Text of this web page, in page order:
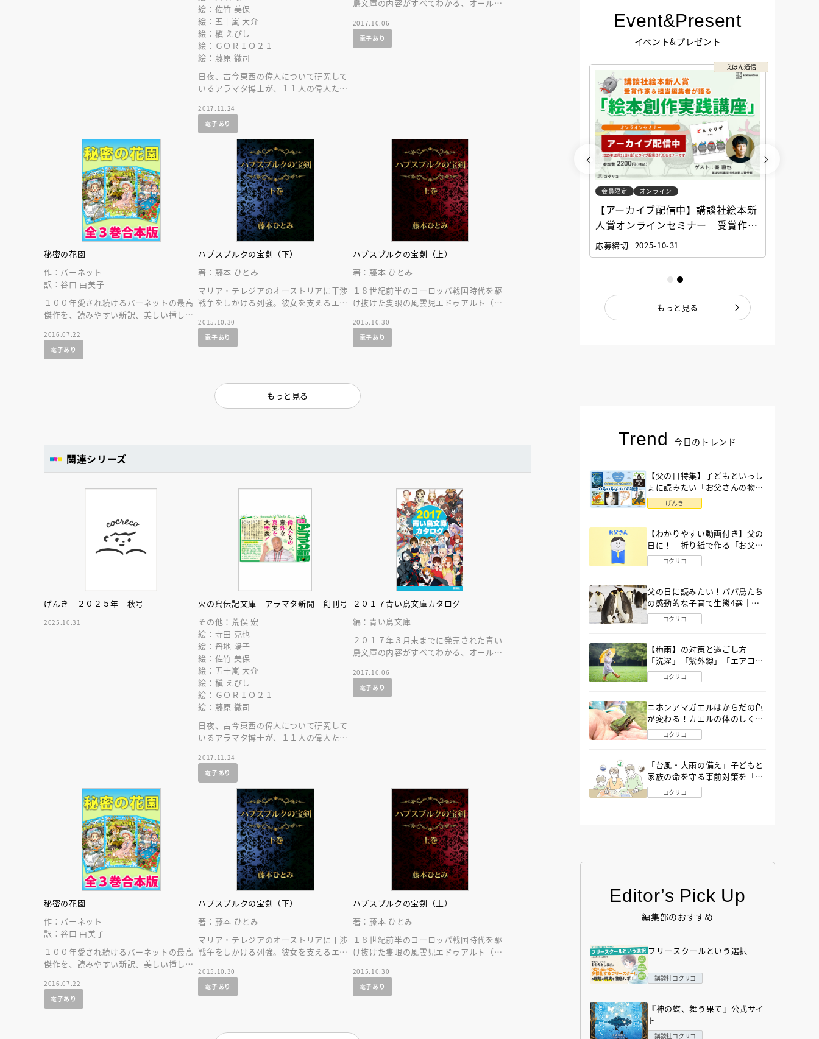
絵：佐竹 美保
絵：五十嵐 大介
絵：槇 えびし
絵：ＧＯＲＩＯ２１
絵：藤原 徹司
日夜、古今東西の偉人について研究して
いるアラマタ博士が、１１人の偉人たち
2017.11.24
電子あり
鳥文庫の内容がすべてわかる、オールカ
ず見つかります！
2017.10.06
電子あり
秘密の花園
作：バーネット
訳：谷口 由美子
１００年愛され続けるバーネットの最高
傑作を、読みやすい新訳、美しい挿し絵
2016.07.22
電子あり
ハプスブルクの宝剣（下）
著：藤本 ひとみ
マリア・テレジアのオーストリアに干渉
戦争をしかける列強。彼女を支えるエド
描く完結編！
2015.10.30
電子あり
ハプスブルクの宝剣（上）
著：藤本 ひとみ
１８世紀前半のヨーロッパ戦国時代を駆
け抜けた隻眼の風雲児エドゥアルト（エ
ちた生涯。
2015.10.30
電子あり
もっと見る
関連シリーズ
げんき ２０２５年 秋号
2025.10.31
火の鳥伝記文庫 アラマタ新聞 創刊号
その他：荒俣 宏
絵：寺田 克也
絵：丹地 陽子
絵：佐竹 美保
絵：五十嵐 大介
絵：槇 えびし
絵：ＧＯＲＩＯ２１
絵：藤原 徹司
日夜、古今東西の偉人について研究して
いるアラマタ博士が、１１人の偉人たち
2017.11.24
電子あり
２０１７青い鳥文庫カタログ
編：青い鳥文庫
２０１７年３月末までに発売された青い
鳥文庫の内容がすべてわかる、オールカ
ず見つかります！
2017.10.06
電子あり
秘密の花園
作：バーネット
訳：谷口 由美子
１００年愛され続けるバーネットの最高
傑作を、読みやすい新訳、美しい挿し絵
2016.07.22
電子あり
ハプスブルクの宝剣（下）
著：藤本 ひとみ
マリア・テレジアのオーストリアに干渉
戦争をしかける列強。彼女を支えるエド
描く完結編！
2015.10.30
電子あり
ハプスブルクの宝剣（上）
著：藤本 ひとみ
１８世紀前半のヨーロッパ戦国時代を駆
け抜けた隻眼の風雲児エドゥアルト（エ
ちた生涯。
2015.10.30
電子あり
Event&Present
イベント&プレゼント
会員限定 オンライン
【アーカイブ配信中】講談社絵本新
人賞オンラインセミナー 受賞作家
と担当編集者が語る「絵本創作実践
講座」
応募締切 2025-10-31
会員限定 オンライン
アーカイブ配信中【第67回講談社児
童文学新人賞】受賞作家と前選考委
員に聞く「児童文学創作セミナー」
えほん通信
会員限定 オンライン
【アーカイブ配信中】講談社絵本新
人賞オンラインセミナー 受賞作家
と担当編集者が語る「絵本創作実践
講座」
応募締切 2025-10-31
もっと見る
Trend 今日のトレンド
【父の日特集】子どもといっし
ょに読みたい「お父さんの物
語」６選
げんき
【わかりやすい動画付き】父の
日に！ 折り紙で作る「お父さ
ん」の簡単な折り方
コクリコ
父の日に読みたい！パパ鳥たち
の感動的な子育て生態4選｜図
鑑MOVE
コクリコ
【梅雨】の対策と過ごし方
「洗濯」「紫外線」「エアコ
ン」「ゲリラ豪雨」…〔気象予
報士が完全ガイド〕
コクリコ
ニホンアマガエルはからだの色
が変わる！カエルの体のしくみ
から両生類の特ちょうまで図鑑
MOVEが解説！
コクリコ
「台風・大雨の備え」子どもと
家族の命を守る事前対策を「防
災アドバイザー」が解説
コクリコ
Editor’s Pick Up
編集部のおすすめ
フリースクールという選択
講談社コクリコ
『神の蝶、舞う果て』公式サイ
ト
講談社コクリコ